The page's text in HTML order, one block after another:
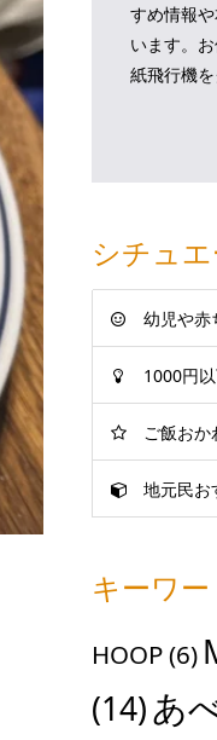
すめ情報
います。
紙飛行機
シチュ
幼児や赤
1000円
ご飯お
地元民お
キーワー
HOOP(6)
(14)あ